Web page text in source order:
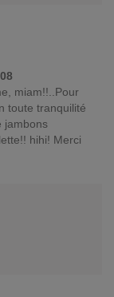
miam!!..Pour
toute tranquilité
jambons
hihi! Merci